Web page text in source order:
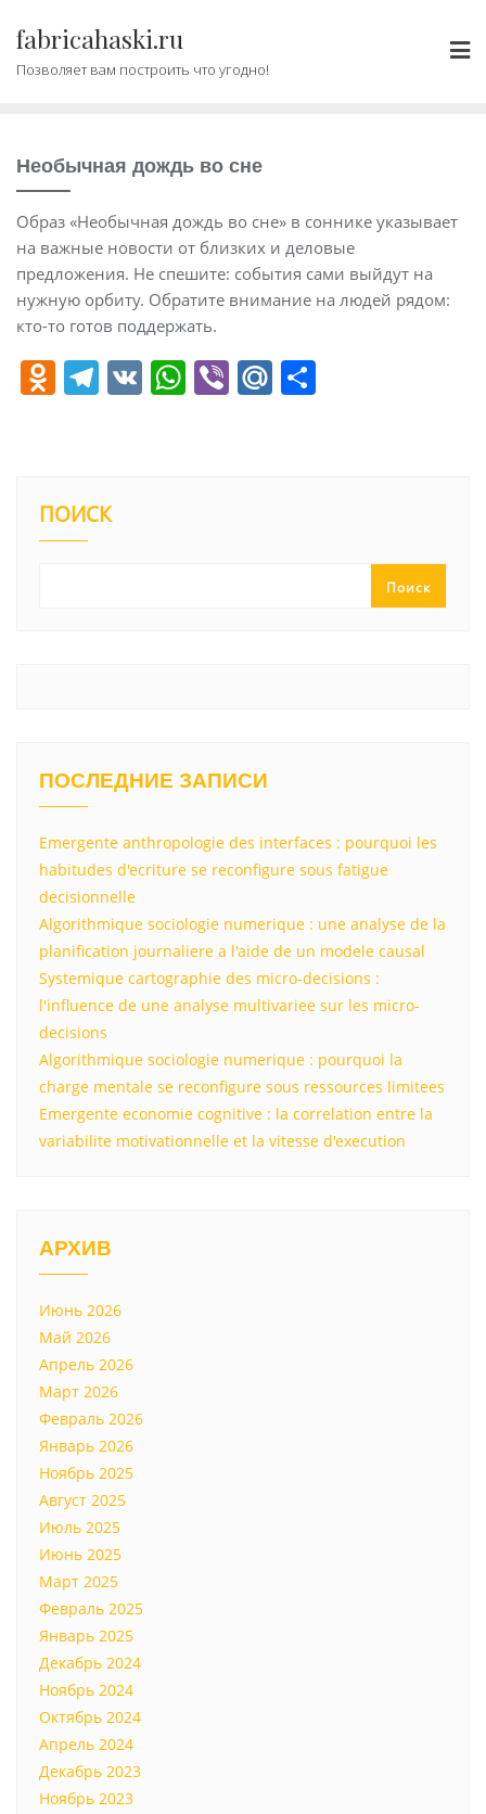
содержимому
fabricahaski.ru
Позволяет вам построить что угодно!
Необычная дождь во сне
Образ «Необычная дождь во сне» в соннике указывает
на важные новости от близких и деловые
предложения. Не спешите: события сами выйдут на
нужную орбиту. Обратите внимание на людей рядом:
кто-то готов поддержать.
O
kl
a
T
a
V W Vi M
ПОИСК
Поиск
ПОСЛЕДНИЕ ЗАПИСИ
Emergente anthropologie des interfaces : pourquoi les
habitudes d'ecriture se reconfigure sous fatigue
decisionnelle
Algorithmique sociologie numerique : une analyse de la
planification journaliere a l'aide de un modele causal
Systemique cartographie des micro-decisions :
l'influence de une analyse multivariee sur les micro-
decisions
Algorithmique sociologie numerique : pourquoi la
charge mentale se reconfigure sous ressources limitees
Emergente economie cognitive : la correlation entre la
variabilite motivationnelle et la vitesse d'execution
АРХИВ
Июнь 2026
Май 2026
Апрель 2026
Март 2026
Февраль 2026
Январь 2026
Ноябрь 2025
Август 2025
Июль 2025
Июнь 2025
Март 2025
Февраль 2025
Январь 2025
Декабрь 2024
Ноябрь 2024
Октябрь 2024
Апрель 2024
Декабрь 2023
Ноябрь 2023